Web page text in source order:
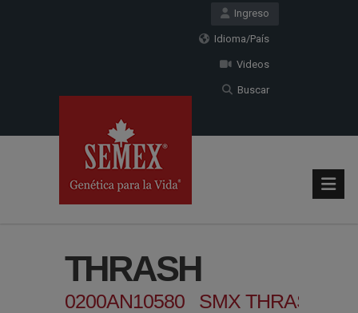
Ingreso
Idioma/País
Videos
Buscar